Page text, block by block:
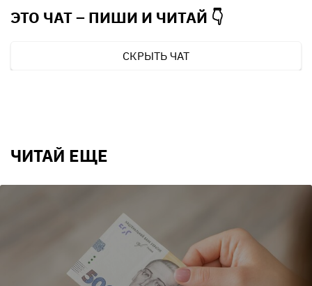
ЭТО ЧАТ – ПИШИ И ЧИТАЙ 👇
СКРЫТЬ ЧАТ
ЧИТАЙ ЕЩЕ